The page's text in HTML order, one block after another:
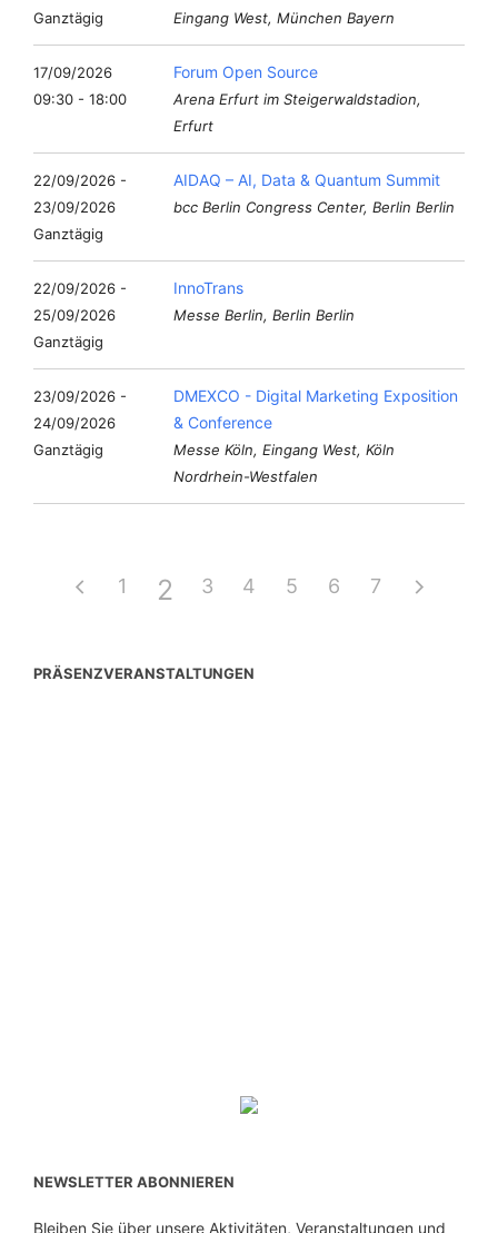
Ganztägig
Eingang West, München Bayern
17/09/2026
09:30 - 18:00
Forum Open Source
Arena Erfurt im Steigerwaldstadion,
Erfurt
22/09/2026 -
23/09/2026
Ganztägig
AIDAQ – AI, Data & Quantum Summit
bcc Berlin Congress Center, Berlin Berlin
22/09/2026 -
25/09/2026
Ganztägig
InnoTrans
Messe Berlin, Berlin Berlin
23/09/2026 -
24/09/2026
Ganztägig
DMEXCO - Digital Marketing Exposition
& Conference
Messe Köln, Eingang West, Köln
Nordrhein-Westfalen
1 2 3 4 5 6 7
PRÄSENZVERANSTALTUNGEN
NEWSLETTER ABONNIEREN
Bleiben Sie über unsere Aktivitäten, Veranstaltungen und